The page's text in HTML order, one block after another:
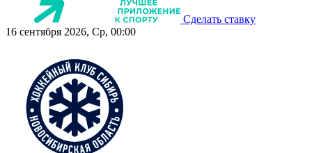
Сделать ставку
16 сентября 2026, Ср, 00:00